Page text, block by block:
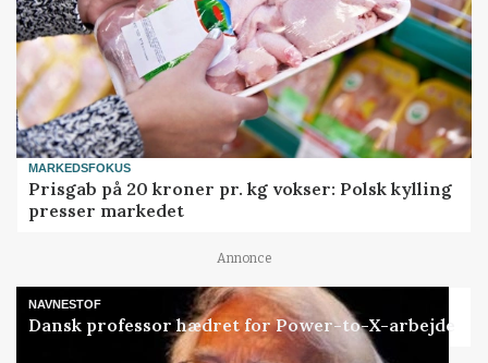
MARKEDSFOKUS
Prisgab på 20 kroner pr. kg vokser: Polsk kylling
presser markedet
Annonce
NAVNESTOF
Dansk professor hædret for Power-to-X-arbejde